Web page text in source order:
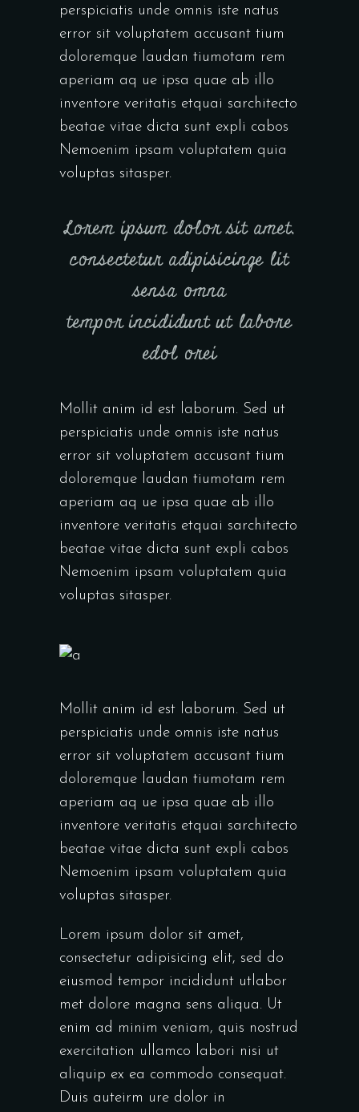
perspiciatis unde omnis iste natus
error sit voluptatem accusant tium
doloremque laudan tiumotam rem
aperiam aq ue ipsa quae ab illo
inventore veritatis etquai sarchitecto
beatae vitae dicta sunt expli cabos
Nemoenim ipsam voluptatem quia
voluptas sitasper.
Lorem ipsum dolor sit amet,
consectetur adipisicinge lit
sensa omna
tempor incididunt ut labore
edol orei
Mollit anim id est laborum. Sed ut
perspiciatis unde omnis iste natus
error sit voluptatem accusant tium
doloremque laudan tiumotam rem
aperiam aq ue ipsa quae ab illo
inventore veritatis etquai sarchitecto
beatae vitae dicta sunt expli cabos
Nemoenim ipsam voluptatem quia
voluptas sitasper.
Mollit anim id est laborum. Sed ut
perspiciatis unde omnis iste natus
error sit voluptatem accusant tium
doloremque laudan tiumotam rem
aperiam aq ue ipsa quae ab illo
inventore veritatis etquai sarchitecto
beatae vitae dicta sunt expli cabos
Nemoenim ipsam voluptatem quia
voluptas sitasper.
Lorem ipsum dolor sit amet,
consectetur adipisicing elit, sed do
eiusmod tempor incididunt utlabor
met dolore magna sens aliqua. Ut
enim ad minim veniam, quis nostrud
exercitation ullamco labori nisi ut
aliquip ex ea commodo consequat.
Duis auteirm ure dolor in